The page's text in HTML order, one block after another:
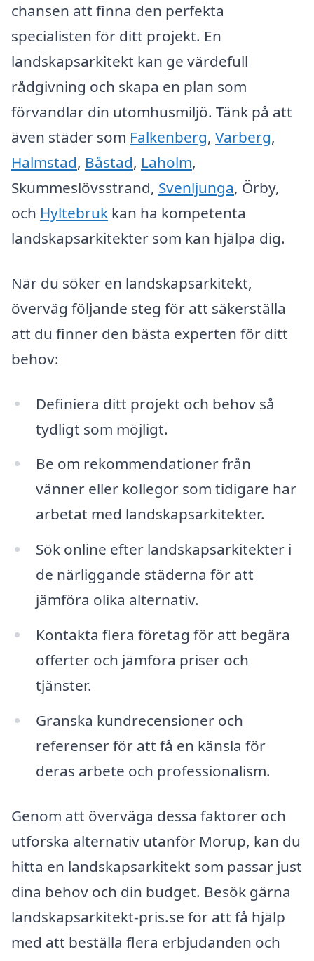
chansen att finna den perfekta
specialisten för ditt projekt. En
landskapsarkitekt kan ge värdefull
rådgivning och skapa en plan som
förvandlar din utomhusmiljö. Tänk på att
även städer som Falkenberg, Varberg,
Halmstad, Båstad, Laholm,
Skummeslövsstrand, Svenljunga, Örby,
och Hyltebruk kan ha kompetenta
landskapsarkitekter som kan hjälpa dig.
När du söker en landskapsarkitekt,
överväg följande steg för att säkerställa
att du finner den bästa experten för ditt
behov:
Definiera ditt projekt och behov så
tydligt som möjligt.
Be om rekommendationer från
vänner eller kollegor som tidigare har
arbetat med landskapsarkitekter.
Sök online efter landskapsarkitekter i
de närliggande städerna för att
jämföra olika alternativ.
Kontakta flera företag för att begära
offerter och jämföra priser och
tjänster.
Granska kundrecensioner och
referenser för att få en känsla för
deras arbete och professionalism.
Genom att överväga dessa faktorer och
utforska alternativ utanför Morup, kan du
hitta en landskapsarkitekt som passar just
dina behov och din budget. Besök gärna
landskapsarkitekt-pris.se för att få hjälp
med att beställa flera erbjudanden och